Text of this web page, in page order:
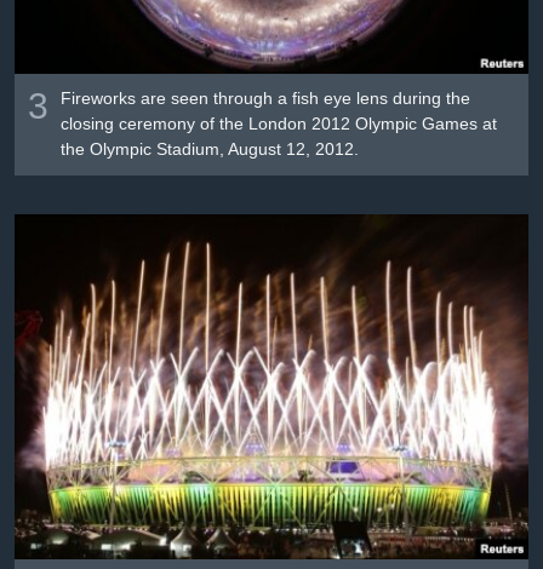
3
Fireworks are seen through a fish eye lens during the
closing ceremony of the London 2012 Olympic Games at
the Olympic Stadium, August 12, 2012.